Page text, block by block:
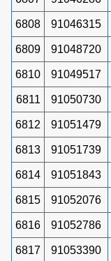
6808 91046315
6809 91048720
6810 91049517
6811 91050730
6812 91051479
6813 91051739
6814 91051843
6815 91052076
6816 91052786
6817 91053390